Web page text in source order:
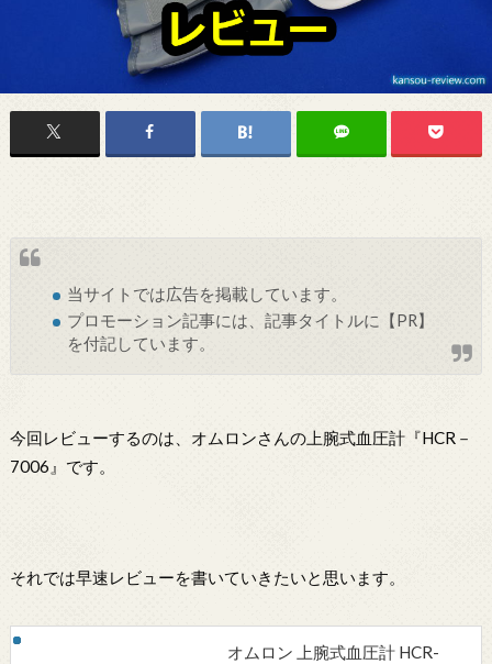
当サイトでは広告を掲載しています。
プロモーション記事には、記事タイトルに【PR】
を付記しています。
今回レビューするのは、オムロンさんの上腕式血圧計『HCR－
7006』です。
それでは早速レビューを書いていきたいと思います。
オムロン 上腕式血圧計 HCR-